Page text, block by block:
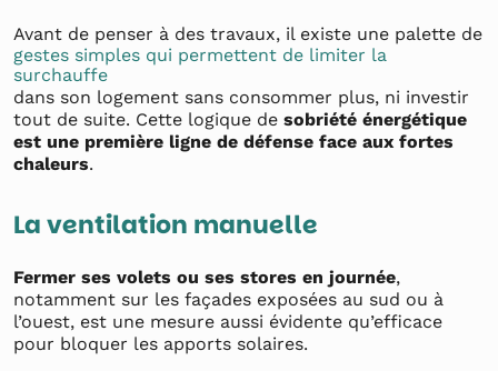
Avant de penser à des travaux, il existe une palette de
gestes simples qui permettent de limiter la
surchauffe
dans son logement sans consommer plus, ni investir
tout de suite. Cette logique de sobriété énergétique
est une première ligne de défense face aux fortes
chaleurs.
La ventilation manuelle
Fermer ses volets ou ses stores en journée,
notamment sur les façades exposées au sud ou à
l’ouest, est une mesure aussi évidente qu’efficace
pour bloquer les apports solaires.